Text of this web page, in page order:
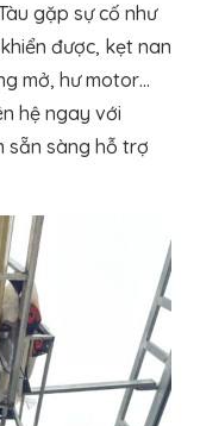
gặp sự cố như
được, kẹt nan
mở, hư motor…
hệ ngay với
sẵn sàng hỗ trợ